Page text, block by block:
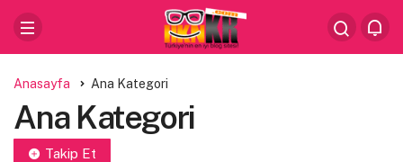
Anasayfa Ana Kategori
Ana Kategori
Takip Et